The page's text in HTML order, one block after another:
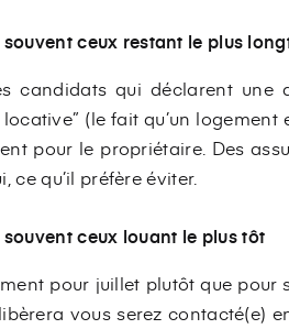
ceux restant le plus
candidats qui déclarent une
(le fait qu’un
pour le propriétaire. Des
qu’il préfère éviter.
ceux louant le plus tôt
pour juillet plutôt que
vous serez contacté(e)